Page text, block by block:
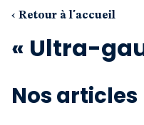
Nos
‹ Retour à l'accueil
« Ultra-
Nos articles